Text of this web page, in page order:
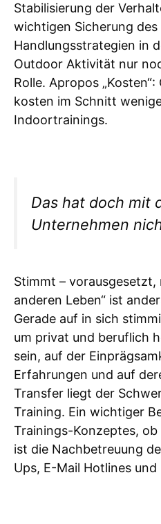
Stabilisierung der
wichtigen Sicherung
Handlungsstrategien in
Outdoor Aktivität nur
Rolle. Apropos
kosten im Schnitt
Indoortrainings.
Das hat doch mit
Unternehmen
Stimmt – vorausgesetzt,
anderen Leben“ ist
Gerade auf in sich
um privat und beruflich
sein, auf der
Erfahrungen und auf
Transfer liegt der
Training. Ein wichtiger
Trainings-Konzeptes,
ist die Nachbetreuung
Ups, E-Mail Hotlines und